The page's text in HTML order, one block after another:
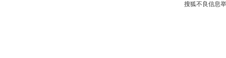
搜狐不良信息